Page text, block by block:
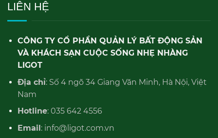
LIÊN HỆ
CÔNG TY CỔ PHẦN QUẢN LÝ BẤT ĐỘNG SẢN
VÀ KHÁCH SẠN CUỘC SỐNG NHẸ NHÀNG
LIGOT
Địa chỉ: Số 4 ngõ 34 Giang Văn Minh, Hà Nội, Việt
Nam
Hotline: 035 642 4556
Email: info@ligot.com.vn